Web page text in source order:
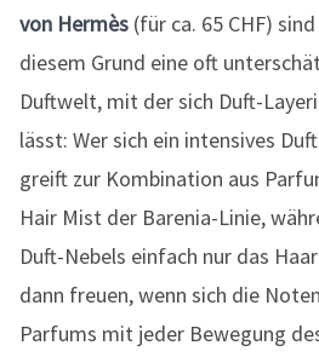
von Hermès (für ca. 65 CHF)
diesem Grund eine oft
Duftwelt, mit der sich Duft-
lässt: Wer sich ein intensives
greift zur Kombination aus
Hair Mist der Barenia-Linie,
Duft-Nebels einfach nur das
dann freuen, wenn sich die
Parfums mit jeder Bewegung